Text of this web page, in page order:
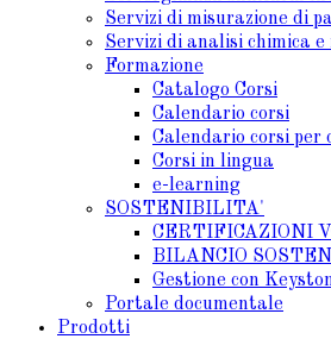
Servizi di misurazione di
Servizi di analisi chimica e
Formazione
Catalogo Corsi
Calendario corsi
Calendario corsi per
Corsi in lingua
e-learning
SOSTENIBILITA'
CERTIFICAZIONI
BILANCIO
Gestione con
Portale documentale
Prodotti